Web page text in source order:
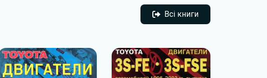
Всі книги
Всі книги